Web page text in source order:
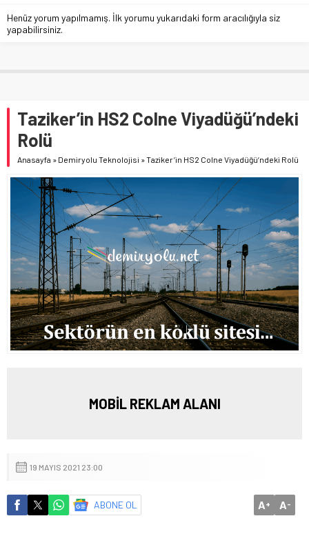
Henüz yorum yapılmamış. İlk yorumu yukarıdaki form aracılığıyla siz
yapabilirsiniz.
Taziker’in HS2 Colne Viyadüğü’ndeki
Rolü
Anasayfa » Demiryolu Teknolojisi »Taziker’in HS2 Colne Viyadüğü’ndeki Rolü
MOBİL REKLAM ALANI
19 MAYIS 2021 23:00
ABONE OL A+ A-